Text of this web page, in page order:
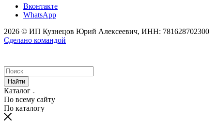
Вконтакте
WhatsApp
2026 © ИП Кузнецов Юрий Алексеевич, ИНН: 781628702300
Сделано командой
Найти
Каталог
По всему сайту
По каталогу